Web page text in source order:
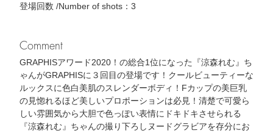
登場回数 /Number of shots： 3
Comment
GRAPHISアワード2020！の総合1位になった『涼森れむ』ち
ゃんがGRAPHISに３回目の登場です！クールビューティーな
ルックスに色白美肌のスレンダーボディ！Fカップの美巨乳
の見惚れるほど美しいプロポーションは必見！清楚で可愛ら
しい雰囲気から大胆で色っぽい表情にドキドキさせられる
『涼森れむ』ちゃんの撮り下ろしヌードグラビアを存分にお